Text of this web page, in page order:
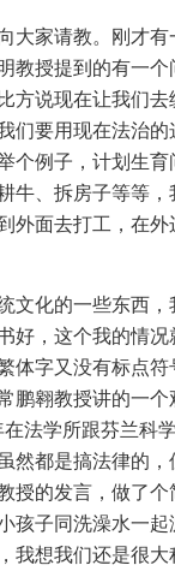
大家请教。刚才
授提到的有一
方说现在让我们
要用现在法治
个例子，计划生
、拆房子等等
外面去打工，在
文化的一些东西
，这个我的情
体字又没有标点
翱教授讲的一
法学所跟芬兰
然都是搞法律的
的发言，做了
子同洗澡水一
想我们还是很